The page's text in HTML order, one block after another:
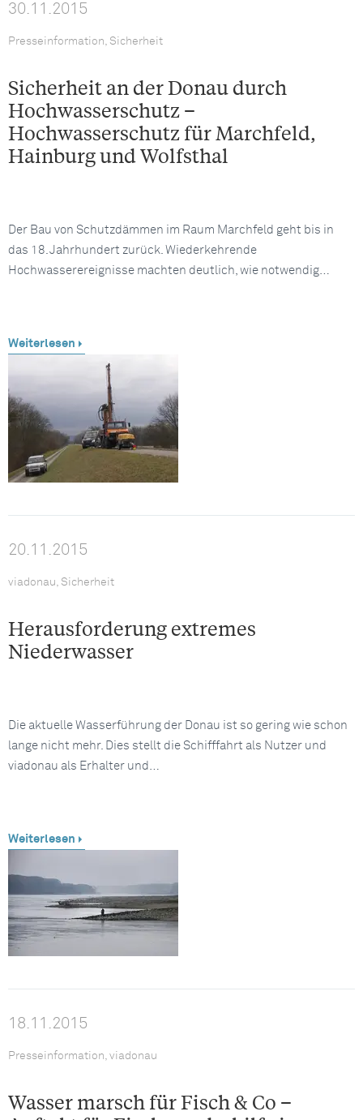
30.11.2015
Presseinformation, Sicherheit
Sicherheit an der Donau durch
Hochwasserschutz –
Hochwasserschutz für Marchfeld,
Hainburg und Wolfsthal
Der Bau von Schutzdämmen im Raum Marchfeld geht bis in
das 18. Jahrhundert zurück. Wiederkehrende
Hochwasserereignisse machten deutlich, wie notwendig…
Weiterlesen
20.11.2015
viadonau, Sicherheit
Herausforderung extremes
Niederwasser
Die aktuelle Wasserführung der Donau ist so gering wie schon
lange nicht mehr. Dies stellt die Schifffahrt als Nutzer und
viadonau als Erhalter und…
Weiterlesen
18.11.2015
Presseinformation, viadonau
Wasser marsch für Fisch & Co –